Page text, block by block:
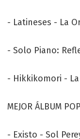
- Latineses - La
- Solo Piano:
- Hikkikomori - La
MEJOR ÁLBUM
- Existo - Sol